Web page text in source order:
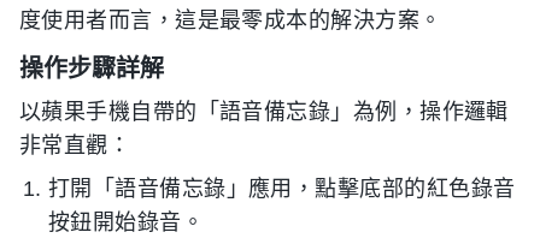
度使用者而言，這是最零成本的解決方案。
操作步驟詳解
以蘋果手機自帶的「語音備忘錄」為例，操作邏輯
非常直觀：
打開「語音備忘錄」應用，點擊底部的紅色錄音
按鈕開始錄音。